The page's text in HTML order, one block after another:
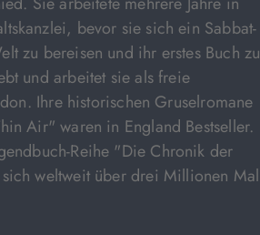
bevor sie sich ein Sabbat-
zu bereisen und ihr erstes Buch zu
und arbeitet sie als freie
Ihre historischen Gruselromane
Air" waren in England Bestseller.
Reihe "Die Chronik der
weltweit über drei Millionen Mal